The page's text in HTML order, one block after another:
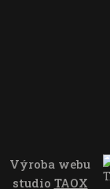
Výroba webu
studio TAOX